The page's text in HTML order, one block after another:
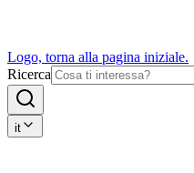
Logo, torna alla pagina iniziale.
Ricerca
it